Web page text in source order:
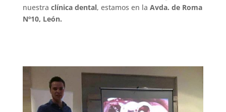
nuestra clínica dental, estamos en la Avda. de Roma
Nº10, León.